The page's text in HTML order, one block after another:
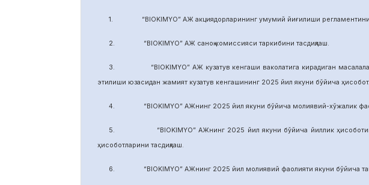
1. “BIOKIMYO” АЖ акциядорларининг умумий йиғилиши регламентини
2. “BIOKIMYO” АЖ саноқ комиссияси таркибини тасдиқлаш.
3. “BIOKIMYO” АЖ кузатув кенгаши ваколатига кирадиган масалалар
этилиши юзасидан жамият кузатув кенгашининг 2025 йил якуни бўйича
4. “BIOKIMYO” АЖнинг 2025 йил якуни бўйича молиявий-хўжалик
5. “BIOKIMYO” АЖнинг 2025 йил якуни бўйича йиллик ҳисоботини,
ҳисоботларини тасдиқлаш.
6. “BIOKIMYO” АЖнинг 2025 йил молиявий фаолияти якуни бўйича